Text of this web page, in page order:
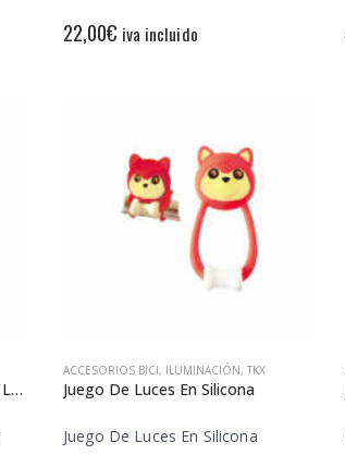
22,00€ iva incluido
Luz Trasera De Seguridad Con Laser
ACCESORIOS BICI, ILUMINACIÓN, TKX
Juego De Luces En Silicona
Juego De Luces En Silicona